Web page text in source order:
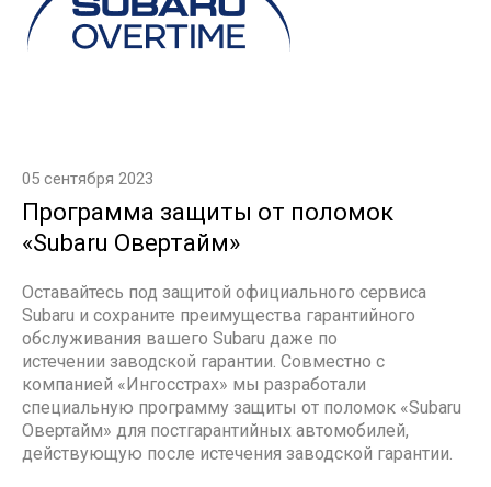
05 сентября 2023
Программа защиты от поломок
«Subaru Овертайм»
Оставайтесь под защитой официального сервиса
Subaru и сохраните преимущества гарантийного
обслуживания вашего Subaru даже по
истечении заводской гарантии. Совместно с
компанией «Ингосстрах» мы разработали
специальную программу защиты от поломок «Subaru
Овертайм» для постгарантийных автомобилей,
действующую после истечения заводской гарантии.